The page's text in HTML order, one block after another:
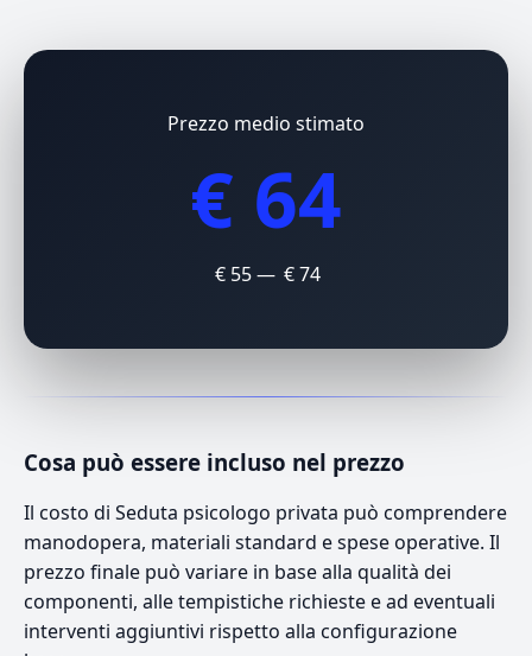
Prezzo medio stimato
€ 64
€ 55 — € 74
Cosa può essere incluso nel prezzo
Il costo di Seduta psicologo privata può comprendere
manodopera, materiali standard e spese operative. Il
prezzo finale può variare in base alla qualità dei
componenti, alle tempistiche richieste e ad eventuali
interventi aggiuntivi rispetto alla configurazione